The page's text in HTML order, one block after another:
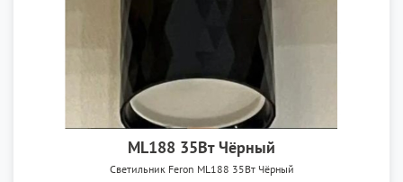
ML188 35Вт Чёрный
Светильник Feron ML188 35Вт Чёрный